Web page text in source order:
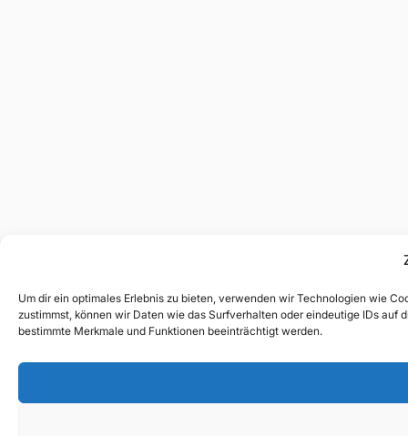
Um dir ein optimales Erlebnis zu bieten, verwenden wir Technologien wie
zustimmst, können wir Daten wie das Surfverhalten oder eindeutige IDs
bestimmte Merkmale und Funktionen beeinträchtigt werden.